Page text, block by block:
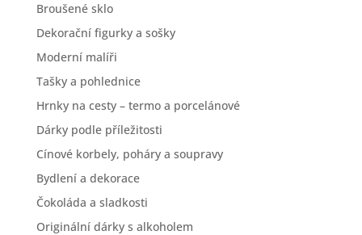
Broušené sklo
Dekorační figurky a sošky
Moderní malíři
Tašky a pohlednice
Hrnky na cesty – termo a porcelánové
Dárky podle příležitosti
Cínové korbely, poháry a soupravy
Bydlení a dekorace
Čokoláda a sladkosti
Originální dárky s alkoholem